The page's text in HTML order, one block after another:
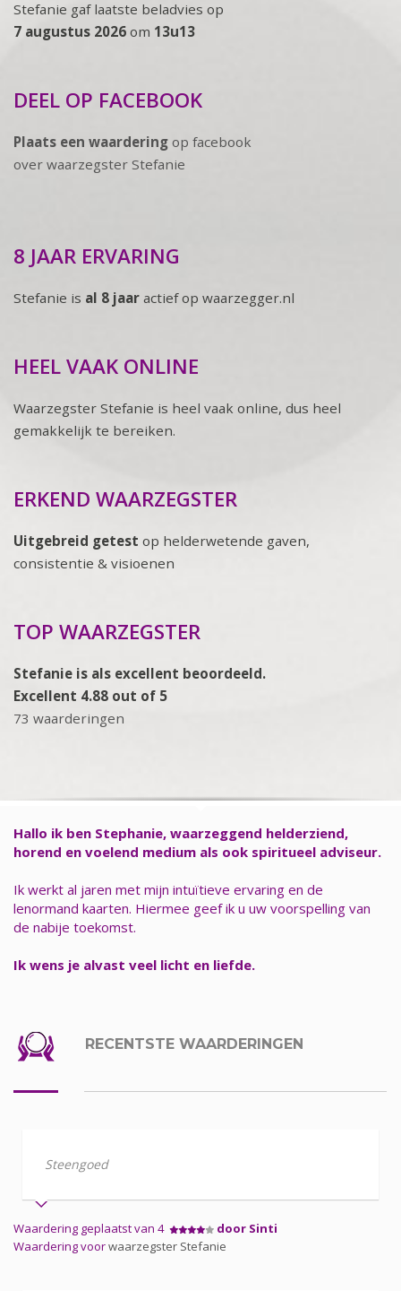
Stefanie gaf laatste beladvies op
7 augustus 2026 om 13u13
DEEL OP FACEBOOK
Plaats een waardering op facebook
over waarzegster Stefanie
8 JAAR ERVARING
Stefanie is al 8 jaar actief op waarzegger.nl
HEEL VAAK ONLINE
Waarzegster Stefanie is heel vaak online, dus heel
gemakkelijk te bereiken.
ERKEND WAARZEGSTER
Uitgebreid getest op helderwetende gaven,
consistentie & visioenen
TOP WAARZEGSTER
Stefanie is als excellent beoordeeld.
Excellent 4.88 out of 5
73 waarderingen
Hallo ik ben Stephanie, waarzeggend helderziend,
horend en voelend medium als ook spiritueel adviseur.
Ik werkt al jaren met mijn intuïtieve ervaring en de
lenormand kaarten. Hiermee geef ik u uw voorspelling van
de nabije toekomst.
Ik wens je alvast veel licht en liefde.
RECENTSTE WAARDERINGEN
Steengoed
Waardering geplaatst van 4
door Sinti
Waardering voorwaarzegster Stefanie